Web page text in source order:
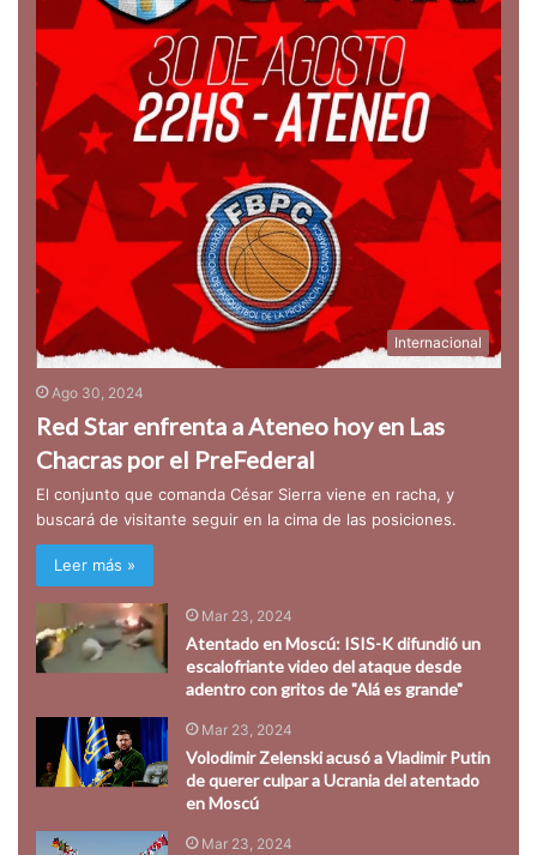
Internacional
Ago 30, 2024
Red Star enfrenta a Ateneo hoy en Las
Chacras por el PreFederal
El conjunto que comanda César Sierra viene en racha, y
buscará de visitante seguir en la cima de las posiciones.
Leer más »
Mar 23, 2024
Atentado en Moscú: ISIS-K difundió un
escalofriante video del ataque desde
adentro con gritos de "Alá es grande"
Mar 23, 2024
Volodimir Zelenski acusó a Vladimir Putin
de querer culpar a Ucrania del atentado
en Moscú
Mar 23, 2024